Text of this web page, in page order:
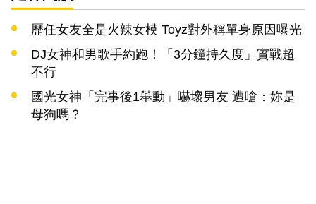
歷任女友全是火辣女模 Toyz對外稱單身原因曝光
DJ女神和男歌手約跑！「3分鐘持久度」實戰超
不行
國光女神「完事後1舉動」嚇壞男友 遭嗆：妳是
母狗嗎？